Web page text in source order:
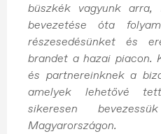
büszkék vagyunk
bevezetése óta
részesedésünket és
brandet a hazai piacon.
és partnereinknek a
amelyek lehetővé
sikeresen
Magyarországon.